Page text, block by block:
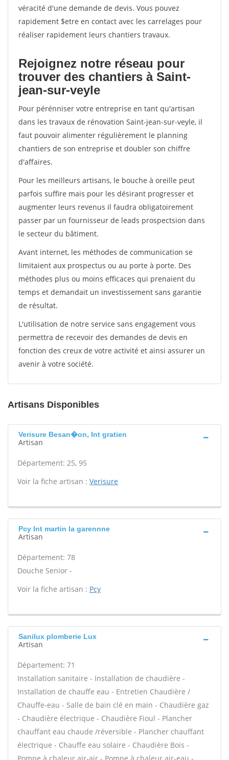
véracité d'une demande de devis. Vous pouvez
rapidement $etre en contact avec les carrelages pour
réaliser rapidement leurs chantiers travaux.
Rejoignez notre réseau pour
trouver des chantiers à Saint-
jean-sur-veyle
Pour pérénniser votre entreprise en tant qu'artisan
dans les travaux de rénovation Saint-jean-sur-veyle, il
faut pouvoir alimenter régulièrement le planning
chantiers de son entreprise et doubler son chiffre
d'affaires.
Pour les meilleurs artisans, le bouche à oreille peut
parfois suffire mais pour les désirant progresser et
augmenter leurs revenus il faudra obligatoirement
passer par un fournisseur de leads prospectsion dans
le secteur du bâtiment.
Avant internet, les méthodes de communication se
limitaient aux prospectus ou au porte à porte. Des
méthodes plus ou moins efficaces qui prenaient du
temps et demandait un investissement sans garantie
de résultat.
L'utilisation de notre service sans engagement vous
permettra de recevoir des demandes de devis en
fonction des creux de votre activité et ainsi assurer un
avenir à votre société.
Artisans Disponibles
Verisure Besan�on, Int gratien
Artisan
Département: 25, 95
Voir la fiche artisan : Verisure
Pcy Int martin la garennne
Artisan
Département: 78
Douche Senior -
Voir la fiche artisan : Pcy
Sanilux plomberie Lux
Artisan
Département: 71
Installation sanitaire - Installation de chaudière -
Installation de chauffe eau - Entretien Chaudière /
Chauffe-eau - Salle de bain clé en main - Chaudière gaz
- Chaudière électrique - Chaudière Fioul - Plancher
chauffant eau chaude /réversible - Plancher chauffant
électrique - Chauffe eau solaire - Chaudière Bois -